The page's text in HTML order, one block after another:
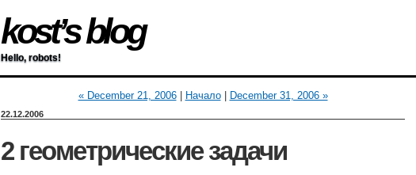
kost’s blog
Hello, robots!
« December 21, 2006| Начало| December 31, 2006 »
22.12.2006
2 геометрические задачи